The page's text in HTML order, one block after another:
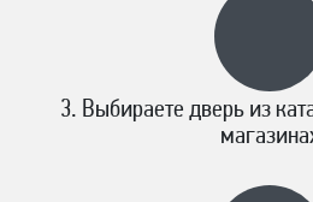
Выбираете дверь из